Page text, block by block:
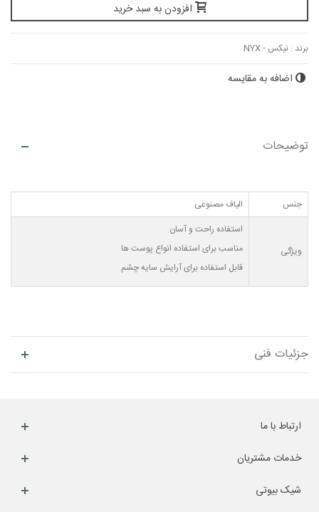
افزودن به سبد خرید
برند : نیکس - NYX
اضافه به مقایسه
توضیحات
جنس الیاف مصنوعی
ویژگی
استفاده راحت و آسان
مناسب برای استفاده انواع پوست ها
قابل استفاده برای آرایش سایه چشم
جزئیات فنی
ارتباط با ما
خدمات مشتریان
شیک بیوتی